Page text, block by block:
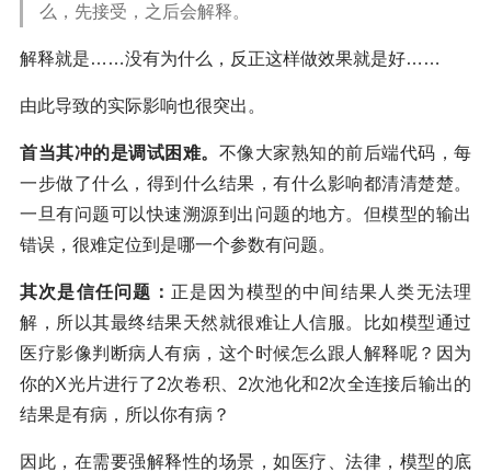
么，先接受，之后会解释。
解释就是……没有为什么，反正这样做效果就是好……
由此导致的实际影响也很突出。
首当其冲的是调试困难。 不像大家熟知的前后端代码，每
一步做了什么，得到什么结果，有什么影响都清清楚楚。
一旦有问题可以快速溯源到出问题的地方。但模型的输出
错误，很难定位到是哪一个参数有问题。
其次是信任问题： 正是因为模型的中间结果人类无法理
解，所以其最终结果天然就很难让人信服。比如模型通过
医疗影像判断病人有病，这个时候怎么跟人解释呢？因为
你的X光片进行了2次卷积、2次池化和2次全连接后输出的
结果是有病，所以你有病？
因此，在需要强解释性的场景，如医疗、法律，模型的底